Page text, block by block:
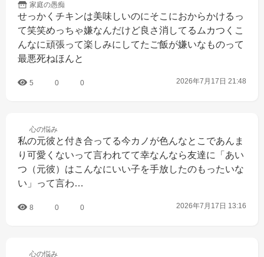
家庭の愚痴
せっかくチキンは美味しいのにそこにおからかけるっ
て笑笑めっちゃ嫌なんだけど良さ消してるムカつくこ
んなに頑張って楽しみにしてたご飯が嫌いなものって
最悪死ねほんと
5 0 0 2026年7月17日 21:48
心の悩み
私の元彼と付き合ってる今カノが色んなとこであんま
り可愛くないって言われてて幸なんなら友達に「あい
つ（元彼）はこんなにいい子を手放したのもったいな
い」って言わ…
8 0 0 2026年7月17日 13:16
心の悩み